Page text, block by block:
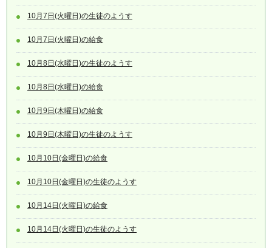
10月7日(火曜日)の生徒のようす
10月7日(火曜日)の給食
10月8日(水曜日)の生徒のようす
10月8日(水曜日)の給食
10月9日(木曜日)の給食
10月9日(木曜日)の生徒のようす
10月10日(金曜日)の給食
10月10日(金曜日)の生徒のようす
10月14日(火曜日)の給食
10月14日(火曜日)の生徒のようす